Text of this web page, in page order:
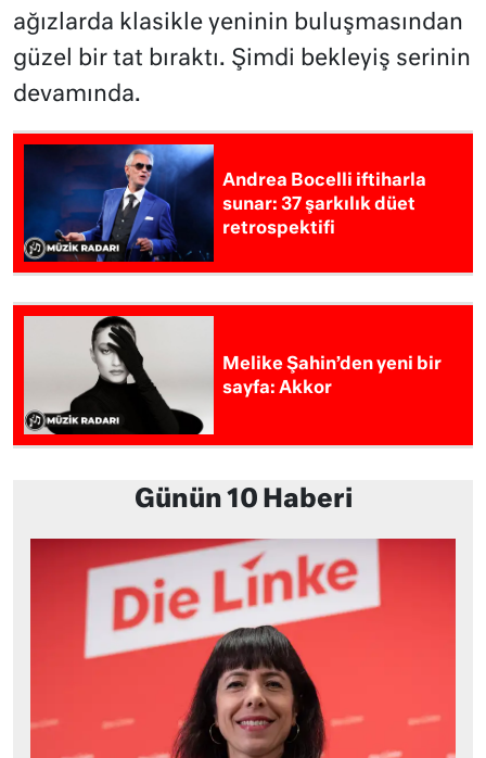
ağızlarda klasikle yeninin buluşmasından
güzel bir tat bıraktı. Şimdi bekleyiş serinin
devamında.
Andrea Bocelli iftiharla
sunar: 37 şarkılık düet
retrospektifi
Melike Şahin’den yeni bir
sayfa: Akkor
Günün 10 Haberi